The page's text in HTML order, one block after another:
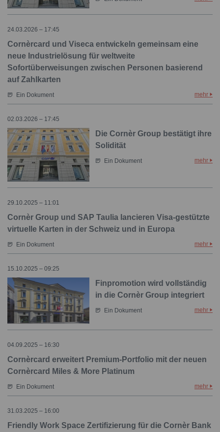
24.03.2026 – 17:45
Cornèrcard und Viseca entwickeln gemeinsam eine
neue Industrielösung für weltweite
Sofortüberweisungen zwischen Personen basierend
auf Zahlkarten
Ein Dokument mehr
02.03.2026 – 17:45
Die Cornèr Group bestätigt ihre
Solidität
Ein Dokument mehr
29.10.2025 – 11:01
Cornèr Group und SAP Taulia lancieren Visa-gestützte
virtuelle Karten in der Schweiz und in Europa
Ein Dokument mehr
15.10.2025 – 09:25
Finpromotion wird vollständig
in die Cornèr Group integriert
Ein Dokument mehr
04.09.2025 – 16:30
Cornèrcard erweitert Premium-Portfolio mit der neuen
Cornèrcard Miles & More Platinum
Ein Dokument mehr
31.03.2025 – 16:00
Friendly Work Space Zertifizierung für die Cornèr Bank